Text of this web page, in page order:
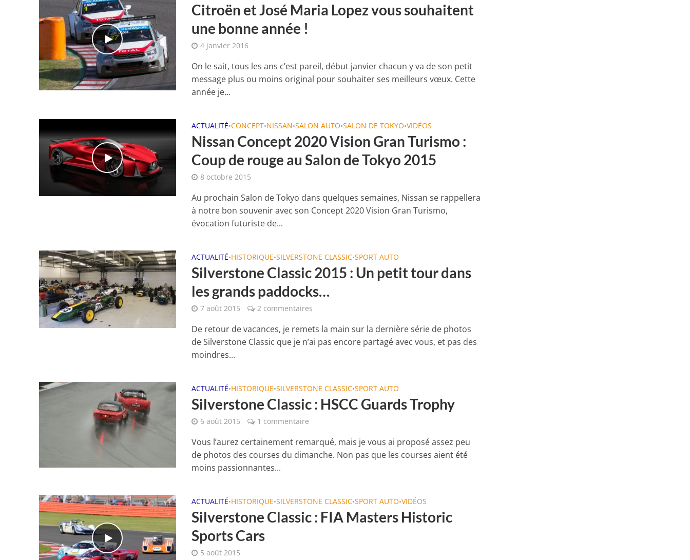
Citroën et José Maria Lopez vous souhaitent
une bonne année !
4 janvier 2016
On le sait, tous les ans c’est pareil, début janvier chacun y va de son petit
message plus ou moins original pour souhaiter ses meilleurs vœux. Cette
année je...
ACTUALITÉ•CONCEPT•NISSAN•SALON AUTO•SALON DE TOKYO•VIDÉOS
Nissan Concept 2020 Vision Gran Turismo :
Coup de rouge au Salon de Tokyo 2015
8 octobre 2015
Au prochain Salon de Tokyo dans quelques semaines, Nissan se rappellera
à notre bon souvenir avec son Concept 2020 Vision Gran Turismo,
évocation futuriste de...
ACTUALITÉ•HISTORIQUE•SILVERSTONE CLASSIC•SPORT AUTO
Silverstone Classic 2015 : Un petit tour dans
les grands paddocks…
7 août 2015 2 commentaires
De retour de vacances, je remets la main sur la dernière série de photos
de Silverstone Classic que je n’ai pas encore partagé avec vous, et pas des
moindres...
ACTUALITÉ•HISTORIQUE•SILVERSTONE CLASSIC•SPORT AUTO
Silverstone Classic : HSCC Guards Trophy
6 août 2015 1 commentaire
Vous l’aurez certainement remarqué, mais je vous ai proposé assez peu
de photos des courses du dimanche. Non pas que les courses aient été
moins passionnantes...
ACTUALITÉ•HISTORIQUE•SILVERSTONE CLASSIC•SPORT AUTO•VIDÉOS
Silverstone Classic : FIA Masters Historic
Sports Cars
5 août 2015